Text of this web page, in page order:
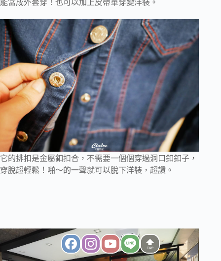
能當成外套穿！也可以加上皮帶單穿變洋裝。
它的排扣是金屬釦扣合，不需要一個個穿過洞口釦釦子，
穿脫超輕鬆！啪～的一聲就可以脫下洋裝，超讚。
TOP